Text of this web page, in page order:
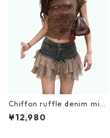
Chiffon ruffle denim mini
skirt D0194
¥12,980